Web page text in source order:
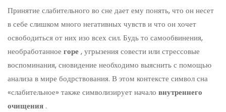
Принятие слабительного во сне дает ему понять, что он несет
в себе слишком много негативных чувств и что он хочет
освободиться от них изо всех сил. Будь то самообвинения,
необработанное горе, угрызения совести или стрессовые
воспоминания, сновидение необходимо выяснить с помощью
анализа в мире бодрствования. В этом контексте символ сна
«слабительное» также символизирует начало внутреннего
очищения .